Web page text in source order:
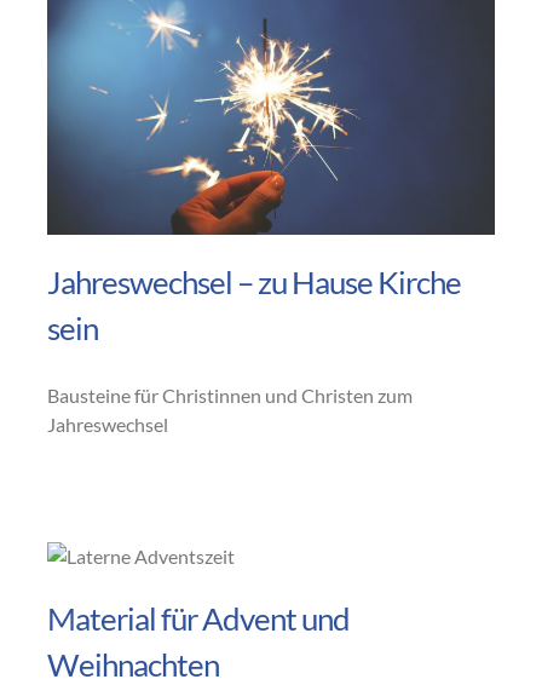
Jahreswechsel – zu Hause Kirche
sein
Bausteine für Christinnen und Christen zum
Jahreswechsel
Material für Advent und
Weihnachten